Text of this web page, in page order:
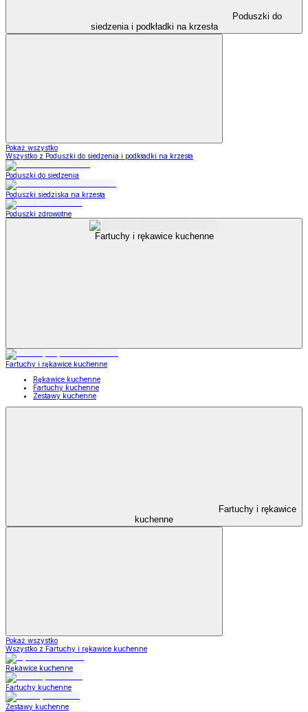
Poduszki do
siedzenia i podkładki na krzesła
Pokaż wszystko
Wszystko z Poduszki do siedzenia i podkładki na krzesła
Poduszki do siedzenia
Poduszki siedziska na krzesła
Poduszki zdrowotne
Fartuchy i rękawice kuchenne
Fartuchy i rękawice kuchenne
Rękawice kuchenne
Fartuchy kuchenne
Zestawy kuchenne
Fartuchy i rękawice
kuchenne
Pokaż wszystko
Wszystko z Fartuchy i rękawice kuchenne
Rękawice kuchenne
Fartuchy kuchenne
Zestawy kuchenne